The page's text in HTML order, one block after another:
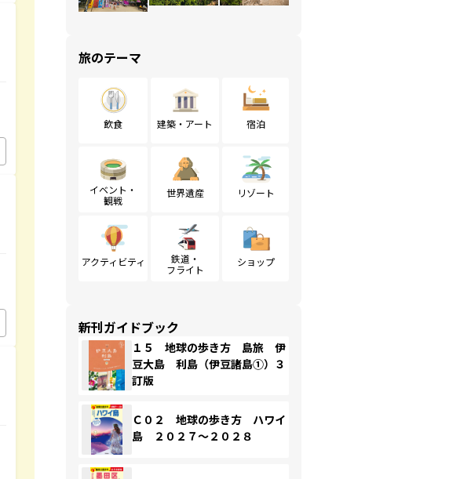
旅のテーマ
飲食 建築・アート 宿泊
イベント・
観戦
世界遺産 リゾート
アクティビティ
鉄道・
フライト
ショップ
新刊ガイドブック
１５ 地球の歩き方 島旅 伊
豆大島 利島（伊豆諸島①）３
訂版
Ｃ０２ 地球の歩き方 ハワイ
島 ２０２７～２０２８